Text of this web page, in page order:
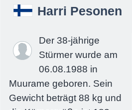
Harri Pesonen
Der 38-jährige
Stürmer wurde am
06.08.1988 in
Muurame geboren. Sein
Gewicht beträgt 88 kg und